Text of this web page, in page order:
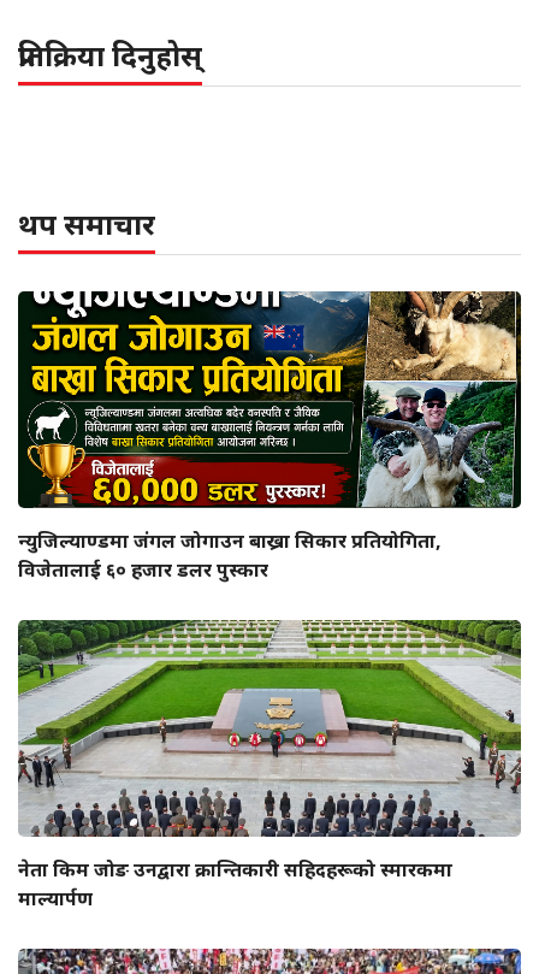
प्रतिक्रिया दिनुहोस्
थप समाचार
न्युजिल्याण्डमा जंगल जोगाउन बाख्रा सिकार प्रतियोगिता,
विजेतालाई ६० हजार डलर पुस्कार
नेता किम जोङ उनद्वारा क्रान्तिकारी सहिदहरूको स्मारकमा
माल्यार्पण